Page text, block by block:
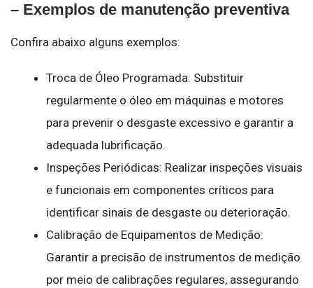
– Exemplos de manutenção preventiva
Confira abaixo alguns exemplos:
Troca de Óleo Programada: Substituir
regularmente o óleo em máquinas e motores
para prevenir o desgaste excessivo e garantir a
adequada lubrificação.
Inspeções Periódicas: Realizar inspeções visuais
e funcionais em componentes críticos para
identificar sinais de desgaste ou deterioração.
Calibração de Equipamentos de Medição:
Garantir a precisão de instrumentos de medição
por meio de calibrações regulares, assegurando